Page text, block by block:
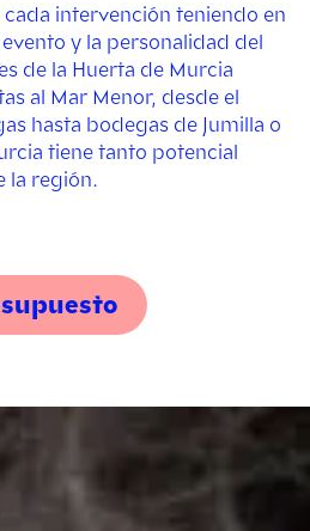
intervención teniendo en
y la personalidad del
de la Huerta de Murcia
al Mar Menor, desde el
hasta bodegas de Jumilla o
tiene tanto potencial
la región.